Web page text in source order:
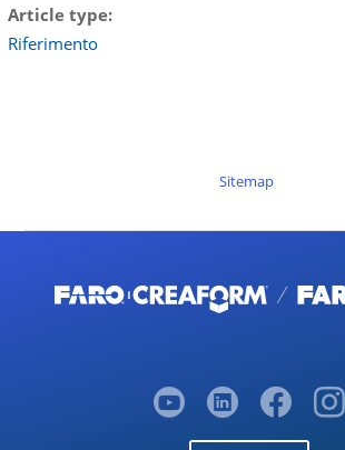
Article type
Riferimento
Sitemap